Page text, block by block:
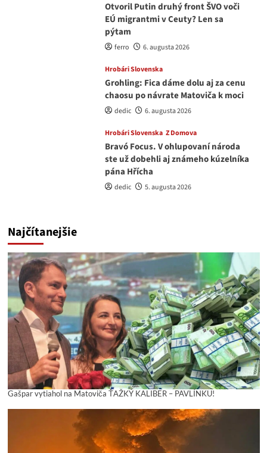
Otvoril Putin druhý front ŠVO voči
EÚ migrantmi v Ceuty? Len sa
pýtam
ferro 6. augusta 2026
Hrobári Slovenska
Grohling: Fica dáme dolu aj za cenu
chaosu po návrate Matoviča k moci
dedic 6. augusta 2026
Hrobári Slovenska Z Domova
Bravó Focus. V ohlupovaní národa
ste už dobehli aj známeho kúzelníka
pána Hřícha
dedic 5. augusta 2026
Najčítanejšie
Gašpar vytiahol na Matoviča ŤAŽKÝ KALIBER – PAVLÍNKU!